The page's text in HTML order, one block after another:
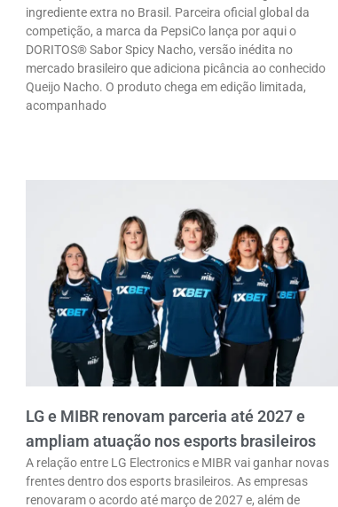
ingrediente extra no Brasil. Parceira oficial global da
competição, a marca da PepsiCo lança por aqui o
DORITOS® Sabor Spicy Nacho, versão inédita no
mercado brasileiro que adiciona picância ao conhecido
Queijo Nacho. O produto chega em edição limitada,
acompanhado
LG e MIBR renovam parceria até 2027 e
ampliam atuação nos esports brasileiros
A relação entre LG Electronics e MIBR vai ganhar novas
frentes dentro dos esports brasileiros. As empresas
renovaram o acordo até março de 2027 e, além de